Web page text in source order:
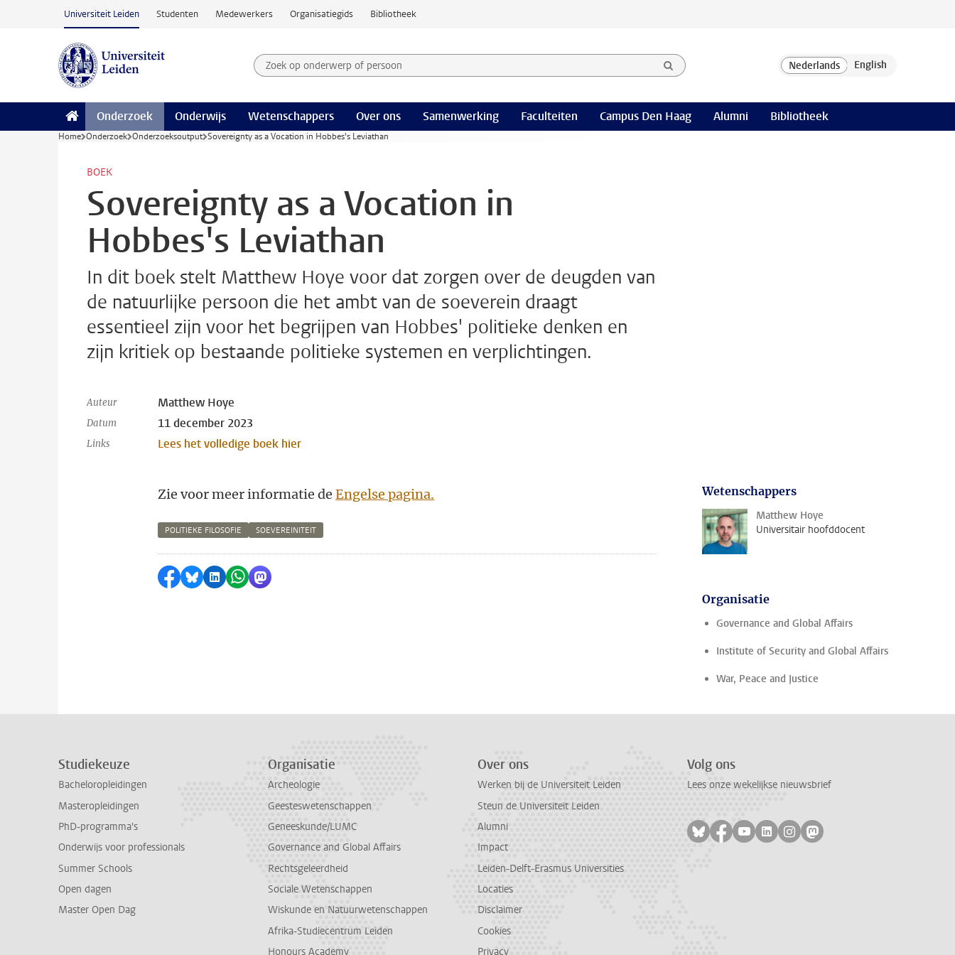
Ga naar hoofdinhoud
Universiteit Leiden Studenten Medewerkers Organisatiegids Bibliotheek
Zoek op onderwerp of persoon en selecteer categorie
Zoekterm
Onderzoek Onderwijs Wetenschappers Over ons Samenwerking Faculteiten Campus Den Haag Alumni Bibliotheek
Home Onderzoek Onderzoeksoutput Sovereignty as a Vocation in Hobbes's Leviathan
BOEK
Sovereignty as a Vocation in
Hobbes's Leviathan
In dit boek stelt Matthew Hoye voor dat zorgen over de deugden van
de natuurlijke persoon die het ambt van de soeverein draagt
essentieel zijn voor het begrijpen van Hobbes' politieke denken en
zijn kritiek op bestaande politieke systemen en verplichtingen.
Auteur Matthew Hoye
Datum 11 december 2023
Links Lees het volledige boek hier
Zie voor meer informatie deEngelse pagina.
POLITIEKE FILOSOFIE SOEVEREINITEIT
Delen op Facebook
Delen via Bluesky
Delen op LinkedIn
Delen via WhatsApp
Delen via Mastodon
Wetenschappers
Matthew Hoye
Universitair hoofddocent
Organisatie
Governance and Global Affairs
Institute of Security and Global Affairs
War, Peace and Justice
Studiekeuze
Bacheloropleidingen
Masteropleidingen
PhD-programma's
Onderwijs voor professionals
Summer Schools
Open dagen
Master Open Dag
Organisatie
Archeologie
Geesteswetenschappen
Geneeskunde/LUMC
Governance and Global Affairs
Rechtsgeleerdheid
Sociale Wetenschappen
Wiskunde en Natuurwetenschappen
Afrika-Studiecentrum Leiden
Honours Academy
Over ons
Werken bij de Universiteit Leiden
Steun de Universiteit Leiden
Alumni
Impact
Leiden-Delft-Erasmus Universities
Locaties
Disclaimer
Cookies
Privacy
Volg ons
Lees onze wekelijkse nieuwsbrief
Volg ons op bluesky
Volg ons op facebook
Volg ons op youtube
Volg ons op linkedin
Volg ons op instagram
Volg ons op mastodon